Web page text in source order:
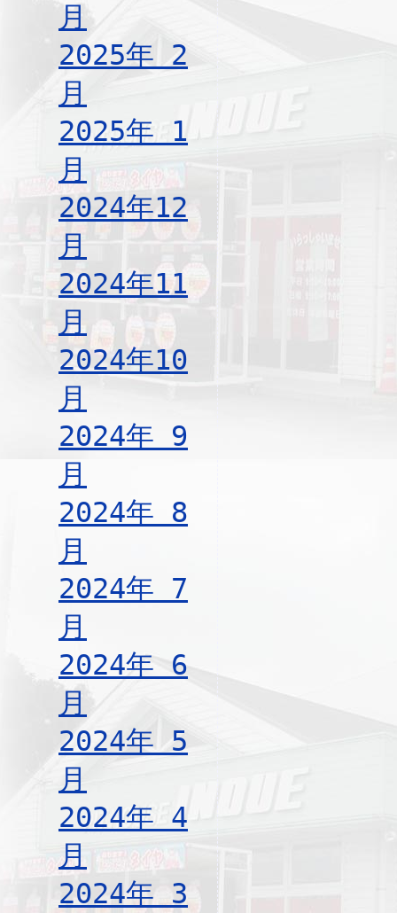
月
2025年 2
月
2025年 1
月
2024年12
月
2024年11
月
2024年10
月
2024年 9
月
2024年 8
月
2024年 7
月
2024年 6
月
2024年 5
月
2024年 4
月
2024年 3